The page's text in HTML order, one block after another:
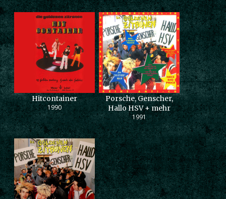
Hitcontainer
1990
Porsche, Genscher,
Hallo HSV + mehr
1991